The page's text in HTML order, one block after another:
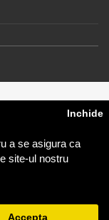
a se asigura ca
site-ul nostru
Inchide
Accepta